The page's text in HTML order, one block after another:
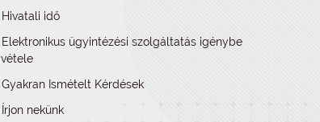
Hivatali idő
Elektronikus ügyintézési szolgáltatás igénybe
vétele
Gyakran Ismételt Kérdések
Írjon nekünk